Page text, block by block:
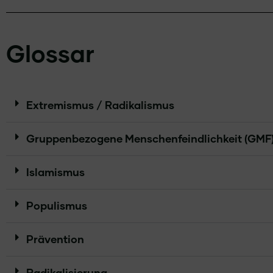
Glossar
Extremismus / Radikalismus
Gruppenbezogene Menschenfeindlichkeit
Islamismus
Populismus
Prävention